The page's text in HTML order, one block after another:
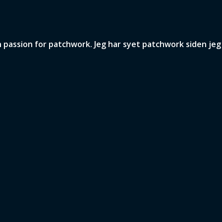
for patchwork. Jeg har syet patchwork siden